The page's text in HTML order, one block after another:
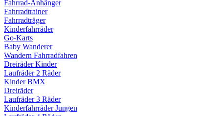
Fahrrad-Anhänger
Fahrradtrainer
Fahrradträger
Kinderfahrräder
Go-Karts
Baby Wanderer
Wandern Fahrradfahren
Dreiräder Kinder
Laufräder 2 Räder
Kinder BMX
Dreiräder
Laufräder 3 Räder
Kinderfahrräder Jungen